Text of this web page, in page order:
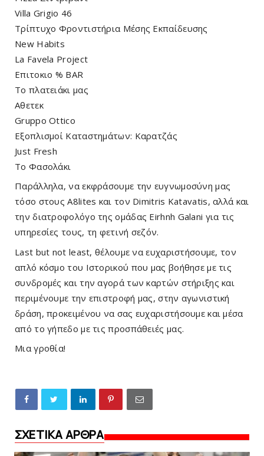
Villa Grigio 46
Τρίπτυχο Φροντιστήρια Μέσης Εκπαίδευσης
New Habits
La Favela Project
Επιτοκιο % BAR
Το πλατειάκι μας
Αθετεκ
Gruppo Ottico
Εξοπλισμοί Καταστημάτων: Καρατζάς
Just Fresh
Το Φασολάκι
Παράλληλα, να εκφράσουμε την ευγνωμοσύνη μας
τόσο στους A8lites και τον Dimitris Katavatis, αλλά και
την διατροφολόγο της ομάδας Eirhnh Galani για τις
υπηρεσίες τους, τη φετινή σεζόν.
Last but not least, θέλουμε να ευχαριστήσουμε, τον
απλό κόσμο του Ιστορικού που μας βοήθησε με τις
συνδρομές και την αγορά των καρτών στήριξης και
περιμένουμε την επιστροφή μας, στην αγωνιστική
δράση, προκειμένου να σας ευχαριστήσουμε και μέσα
από το γήπεδο με τις προσπάθειές μας.
Μια γροθία!
ΣΧΕΤΙΚΑ ΑΡΘΡΑ